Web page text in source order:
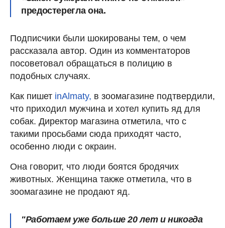
предостерегла она.
Подписчики были шокированы тем, о чем
рассказала автор. Один из комментаторов
посоветовал обращаться в полицию в
подобных случаях.
Как пишет inAlmaty, в зоомагазине подтвердили,
что приходил мужчина и хотел купить яд для
собак. Директор магазина отметила, что с
такими просьбами сюда приходят часто,
особенно люди с окраин.
Она говорит, что люди боятся бродячих
животных. Женщина также отметила, что в
зоомагазине не продают яд.
"Работаем уже больше 20 лет и никогда